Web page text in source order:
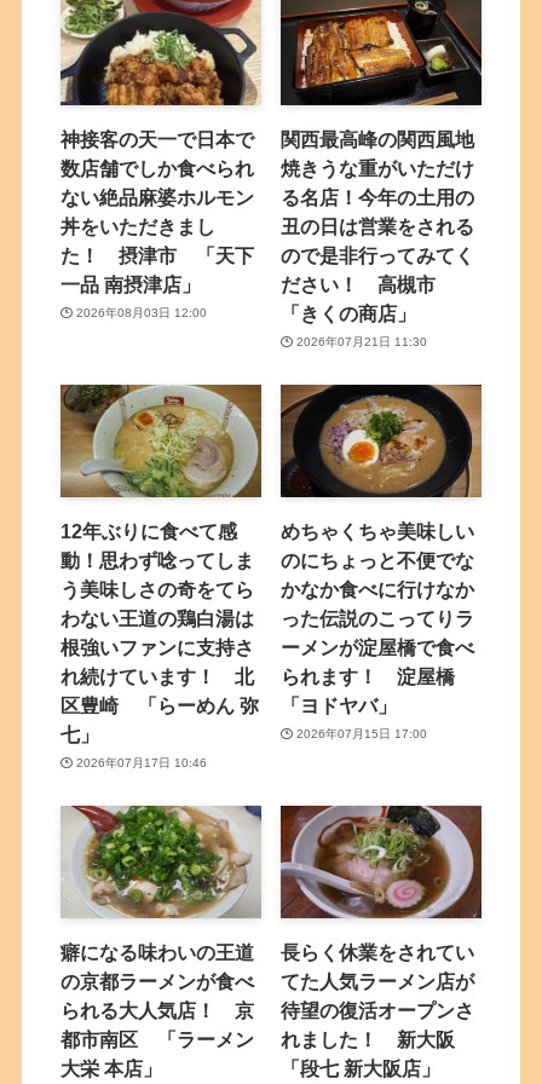
神接客の天一で日本で
数店舗でしか食べられ
ない絶品麻婆ホルモン
丼をいただきまし
た！ 摂津市 「天下
一品 南摂津店」
2026年08月03日 12:00
関西最高峰の関西風地
焼きうな重がいただけ
る名店！今年の土用の
丑の日は営業をされる
ので是非行ってみてく
ださい！ 高槻市
「きくの商店」
2026年07月21日 11:30
12年ぶりに食べて感
動！思わず唸ってしま
う美味しさの奇をてら
わない王道の鶏白湯は
根強いファンに支持さ
れ続けています！ 北
区豊崎 「らーめん 弥
七」
2026年07月17日 10:46
めちゃくちゃ美味しい
のにちょっと不便でな
かなか食べに行けなか
った伝説のこってりラ
ーメンが淀屋橋で食べ
られます！ 淀屋橋
「ヨドヤバ」
2026年07月15日 17:00
癖になる味わいの王道
の京都ラーメンが食べ
られる大人気店！ 京
都市南区 「ラーメン
大栄 本店」
長らく休業をされてい
てた人気ラーメン店が
待望の復活オープンさ
れました！ 新大阪
「段七 新大阪店」